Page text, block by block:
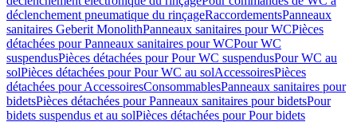
déclenchement pneumatique du rinçageRaccordementsPanneaux
sanitaires Geberit MonolithPanneaux sanitaires pour WCPièces
détachées pour Panneaux sanitaires pour WCPour WC
suspendusPièces détachées pour Pour WC suspendusPour WC au
solPièces détachées pour Pour WC au solAccessoiresPièces
détachées pour AccessoiresConsommablesPanneaux sanitaires pour
bidetsPièces détachées pour Panneaux sanitaires pour bidetsPour
bidets suspendus et au solPièces détachées pour Pour bidets